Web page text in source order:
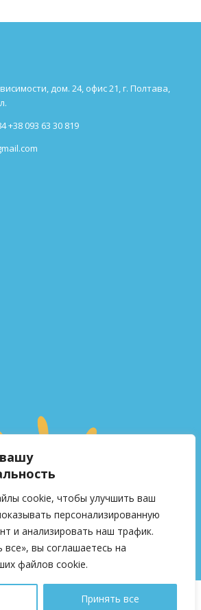
cookie, чтобы улучшить ваш
персонализированную
и анализировать наш трафик.
вы соглашаетесь на
файлов cookie.
Принять все
дом. 24, офис 21, г. Полтава,
+38 093 63 30 819